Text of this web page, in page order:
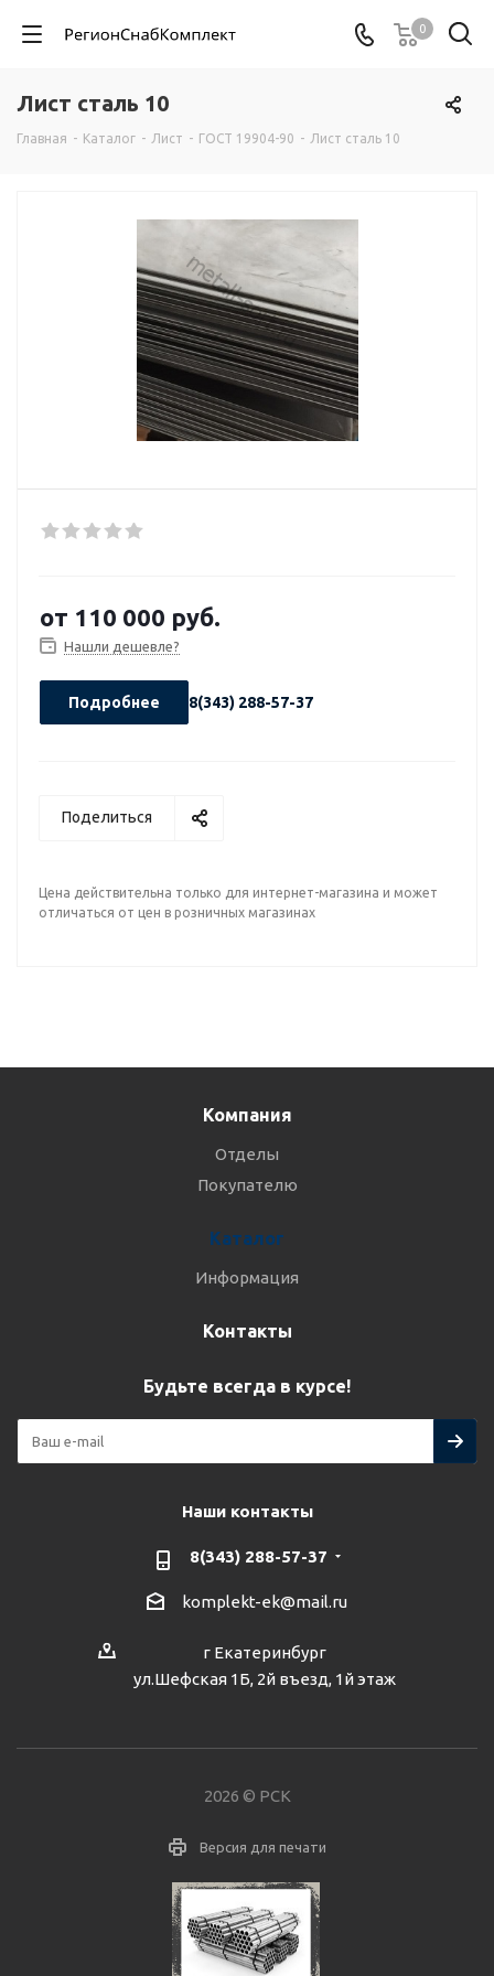
0
Лист сталь 10
Главная - Каталог - Лист - ГОСТ 19904-90 - Лист сталь 10
от 110 000 руб.
Нашли дешевле?
Подробнее 8(343) 288-57-37
Поделиться
Цена действительна только для интернет-магазина и может
отличаться от цен в розничных магазинах
Компания
Отделы
Покупателю
Каталог
Информация
Контакты
Будьте всегда в курсе!
Наши контакты
8(343) 288-57-37
komplekt-ek@mail.ru
г Екатеринбург
ул.Шефская 1Б, 2й въезд, 1й этаж
2026 © РСК
Версия для печати